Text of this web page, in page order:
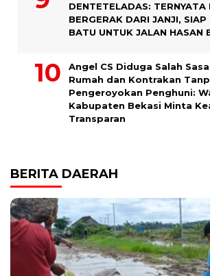
DENTETELADAS: TERNYATA
BERGERAK DARI JANJI, SIAP
BATU UNTUK JALAN HASAN
Angel CS Diduga Salah
Rumah dan Kontrakan
Pengeroyokan Penghuni:
Kabupaten Bekasi Minta
Transparan
BERITA DAERAH